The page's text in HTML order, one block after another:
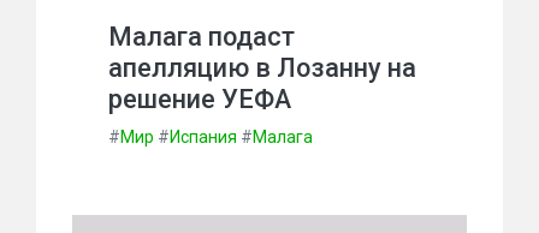
Малага подаст
апелляцию в Лозанну на
решение УЕФА
#Мир #Испания #Малага